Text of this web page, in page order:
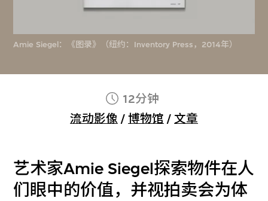
Amie Siegel：《图录》（纽约：Inventory Press，2014年）
12分钟
流动影像 / 博物馆 / 文章
艺术家Amie Siegel探索物件在人
们眼中的价值，并视拍卖会为体